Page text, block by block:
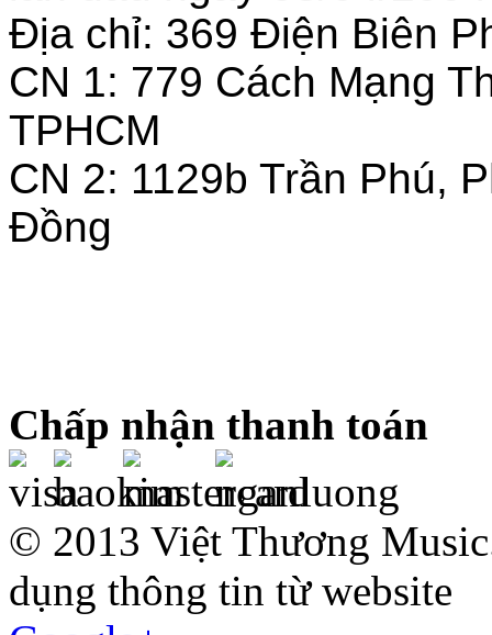
Địa chỉ: 369 Điện Biên
CN 1: 779 Cách Mạng
TPHCM
CN 2: 1129b Trần Phú,
Đồng
Chấp nhận thanh toán
© 2013 Việt Thương
dụng thông tin từ website